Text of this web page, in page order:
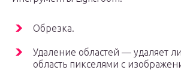
Обрезка.
Удаление областей — удаляет
область пикселями с